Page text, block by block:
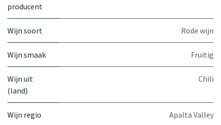
producent
Wijn soort Rode wijn
Wijn smaak Fruitig
Wijn uit
(land)
Chili
Wijn regio Apalta Valley